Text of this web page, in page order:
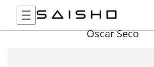
Óscar Seco